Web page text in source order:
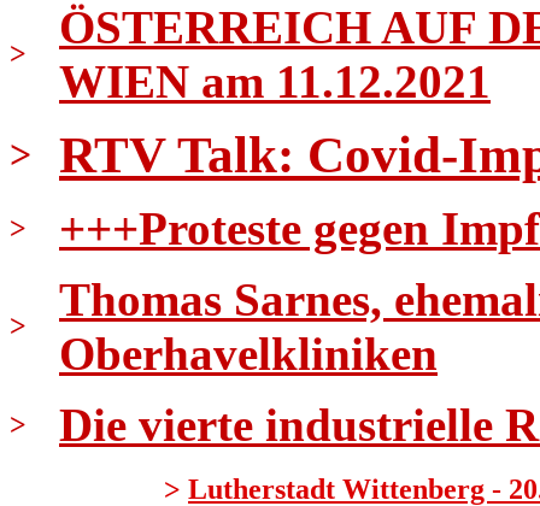
>
ÖSTERREICH AUF
WIEN am 11.12.2021
> RTV Talk: Covid-
> +++Proteste gegen
>
Thomas Sarnes,
Oberhavelkliniken
> Die vierte industrielle
> Lutherstadt Wittenberg -